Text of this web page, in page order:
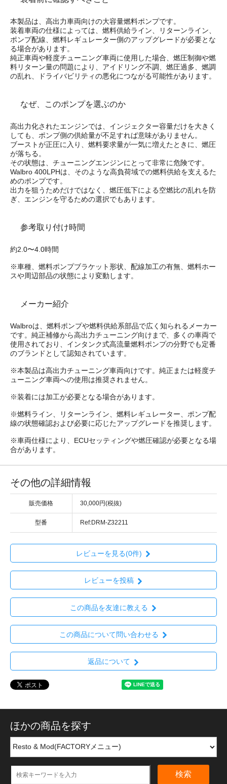
本製品は、高出力車両向けの大容量燃料ポンプです。
装着車両の仕様によっては、燃料供給ライン、リターンライン、
ポンプ配線、燃料レギュレーター側のアップグレードが必要とな
る場合があります。
純正車両や軽度チューニング車両に使用した場合、燃圧制御や燃
料リターン量の問題により、アイドリング不調、燃圧過多、燃調
の乱れ、ドライバビリティの悪化につながる可能性があります。
なぜ、このポンプを選ぶのか
高出力化されたエンジンでは、インジェクター容量だけを大きく
しても、ポンプ側の供給量が不足すれば意味がありません。
ブーストが正圧に入り、燃料要求量が一気に増えたときに、燃圧
が落ちる。
その状態は、チューニングエンジンにとって非常に危険です。
Walbro 400LPHは、そのような高負荷域での燃料供給を支えるた
めのポンプです。
出力を狙うためだけではなく、燃圧低下による空燃比の乱れを防
ぎ、エンジンを守るための選択でもあります。
参考取り付け時間
約2.0〜4.0時間
※車種、燃料ポンプブラケット形状、配線加工の有無、燃料ホー
スや周辺部品の状態により変動します。
メーカー紹介
Walbroは、燃料ポンプや燃料供給系部品で広く知られるメーカー
です。純正補修から高出力チューニング向けまで、多くの車両で
使用されており、インタンク式高流量燃料ポンプの分野でも定番
のブランドとして認知されています。
※本製品は高出力チューニング車両向けです。純正または軽度チ
ューニング車両への使用は推奨されません。
※装着には加工が必要となる場合があります。
※燃料ライン、リターンライン、燃料レギュレーター、ポンプ配
線の状態確認および必要に応じたアップグレードを推奨します。
※車両仕様により、ECUセッティングや燃圧確認が必要となる場
合があります。
その他の詳細情報
販売価格 30,000円(税抜)
型番 Ref:DRM-Z32211
レビューを見る(0件)
レビューを投稿
この商品を友達に教える
この商品について問い合わせる
返品について
ほかの商品を探す
検索